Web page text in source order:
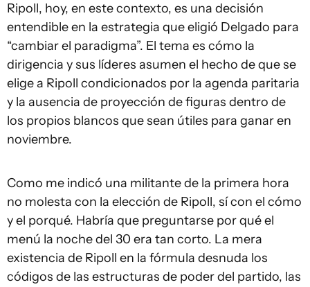
Ripoll, hoy, en este contexto, es una decisión
entendible en la estrategia que eligió Delgado para
“cambiar el paradigma”. El tema es cómo la
dirigencia y sus líderes asumen el hecho de que se
elige a Ripoll condicionados por la agenda paritaria
y la ausencia de proyección de figuras dentro de
los propios blancos que sean útiles para ganar en
noviembre.
Como me indicó una militante de la primera hora
no molesta con la elección de Ripoll, sí con el cómo
y el porqué. Habría que preguntarse por qué el
menú la noche del 30 era tan corto. La mera
existencia de Ripoll en la fórmula desnuda los
códigos de las estructuras de poder del partido, las